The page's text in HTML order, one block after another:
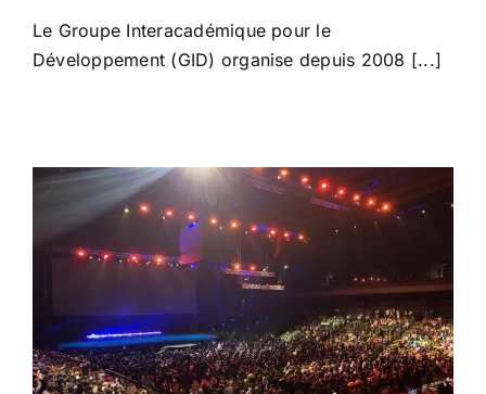
Le Groupe Interacadémique pour le
Développement (GID) organise depuis 2008 [...]